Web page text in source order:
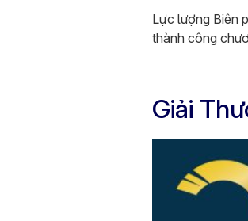
Lực lượng Biên
thành công
Giải